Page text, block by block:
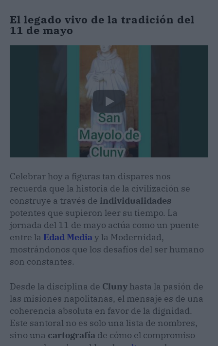
El legado vivo de la tradición del
11 de mayo
Celebrar hoy a figuras tan dispares nos
recuerda que la historia de la civilización se
construye a través de individualidades
potentes que supieron leer su tiempo. La
jornada del 11 de mayo actúa como un puente
entre la Edad Media y la Modernidad,
mostrándonos que los desafíos del ser humano
son constantes.
Desde la disciplina de Cluny hasta la pasión de
las misiones napolitanas, el mensaje es de una
coherencia absoluta en favor de la dignidad.
Este santoral no es solo una lista de nombres,
sino una cartografía de cómo el compromiso